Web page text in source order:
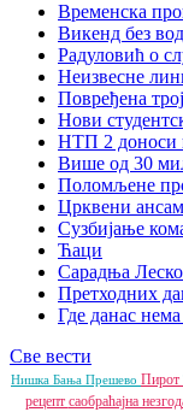
Временска
Викенд без
Радуловић о
Неизвесне
Повређена
Нови
НТП 2 доноси
Више од 30
Поломљене
Црквени
Сузбијање
Ћаци
Сарадња
Претходних
Где данас
Све вести
Нишка Бања Прешево Пирот
рецепт саобраћајна